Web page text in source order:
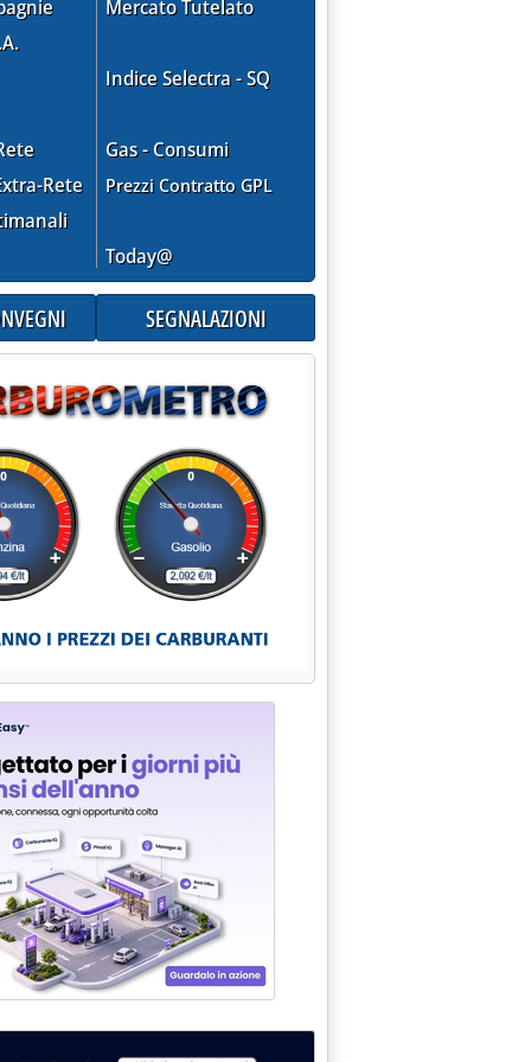
Rete
Mercato Tutelato
Indice Selectra - SQ
Gas - Consumi
Prezzi Contratto GPL
Today@
SEGNALAZIONI